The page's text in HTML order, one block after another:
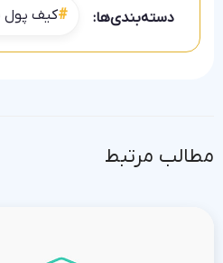
دسته‌بندی‌ها: کیف پول
مطالب مرتبط